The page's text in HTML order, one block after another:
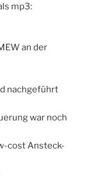
mp3:
an der
nachgeführt
war noch
cost Ansteck-